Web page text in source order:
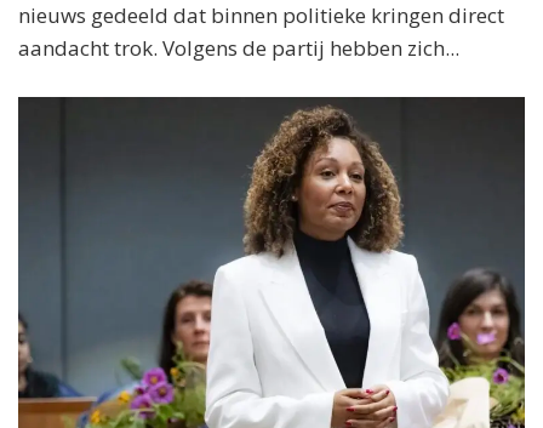
nieuws gedeeld dat binnen politieke kringen direct
aandacht trok. Volgens de partij hebben zich...